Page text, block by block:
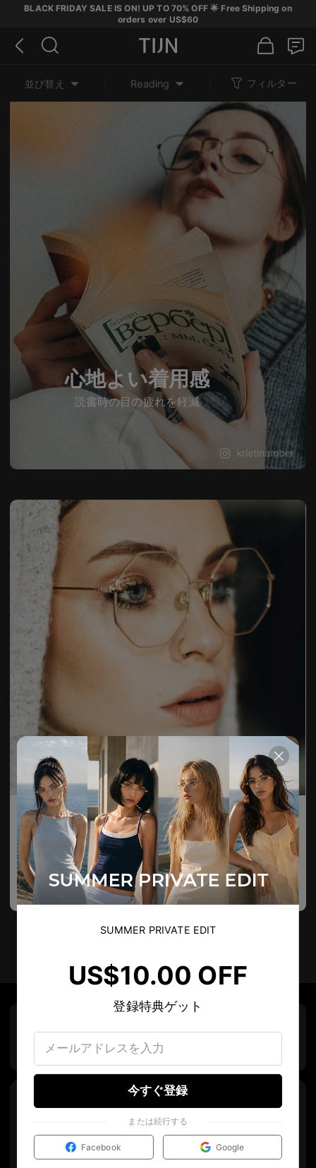
BLACK FRIDAY SALE IS ON! UP TO 70% OFF 🌟 Free Shipping on
orders over US$60
並び替え Reading フィルター
心地よい着用感
読書時の目の疲れを軽減
Duncan Blue Light Filter
ブルーライトを遮断するために不可欠なグラス、
幾何学的な金属フレーム
3
Colours available
US$100.00 バッグに入れる
on packaging.
最新コレクション・トレンド情報・限定キャンペ
ーンをお届け ✉️
SUMMER PRIVATE EDIT
US$10.00 OFF
登録特典ゲット
今すぐ登録
または続行する
Facebook Google